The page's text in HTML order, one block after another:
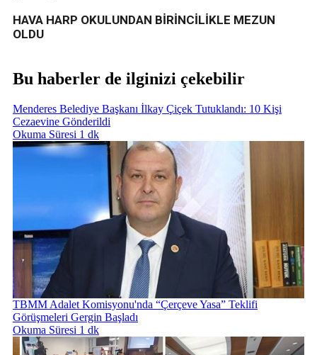
HAVA HARP OKULUNDAN BİRİNCİLİKLE MEZUN
OLDU
Bu haberler de ilginizi çekebilir
Menderes Belediye Başkanı İlkay Çiçek Tutuklandı: 10 Kişi
Cezaevine Gönderildi
Okuma Süresi 1 dk
TBMM Adalet Komisyonu'nda “Çerçeve Yasa” Teklifi
Görüşmeleri Gergin Başladı
Okuma Süresi 1 dk